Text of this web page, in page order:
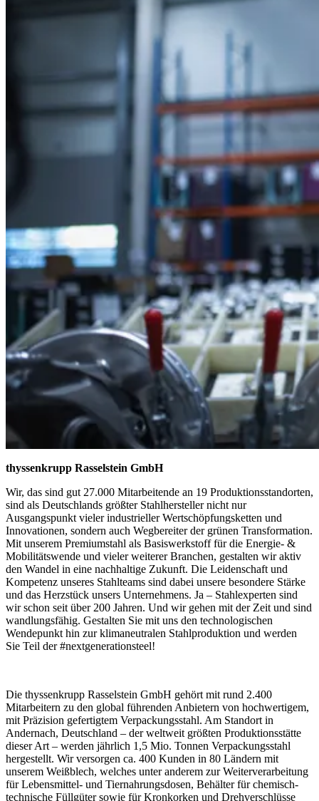
thyssenkrupp Rasselstein GmbH
Wir, das sind gut 27.000 Mitarbeitende an 19 Produktionsstandorten,
sind als Deutschlands größter Stahlhersteller nicht nur
Ausgangspunkt vieler industrieller Wertschöpfungsketten und
Innovationen, sondern auch Wegbereiter der grünen Transformation.
Mit unserem Premiumstahl als Basiswerkstoff für die Energie- &
Mobilitätswende und vieler weiterer Branchen, gestalten wir aktiv
den Wandel in eine nachhaltige Zukunft. Die Leidenschaft und
Kompetenz unseres Stahlteams sind dabei unsere besondere Stärke
und das Herzstück unsers Unternehmens. Ja – Stahlexperten sind
wir schon seit über 200 Jahren. Und wir gehen mit der Zeit und sind
wandlungsfähig. Gestalten Sie mit uns den technologischen
Wendepunkt hin zur klimaneutralen Stahlproduktion und werden
Sie Teil der #nextgenerationsteel!
Die thyssenkrupp Rasselstein GmbH gehört mit rund 2.400
Mitarbeitern zu den global führenden Anbietern von hochwertigem,
mit Präzision gefertigtem Verpackungsstahl. Am Standort in
Andernach, Deutschland – der weltweit größten Produktionsstätte
dieser Art – werden jährlich 1,5 Mio. Tonnen Verpackungsstahl
hergestellt. Wir versorgen ca. 400 Kunden in 80 Ländern mit
unserem Weißblech, welches unter anderem zur Weiterverarbeitung
für Lebensmittel- und Tiernahrungsdosen, Behälter für chemisch-
technische Füllgüter sowie für Kronkorken und Drehverschlüsse